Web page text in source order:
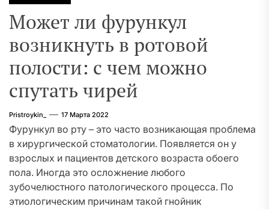
Может ли фурункул
возникнуть в ротовой
полости: с чем можно
спутать чирей
Pristroykin_ 17 Марта 2022
Фурункул во рту – это часто возникающая проблема
в хирургической стоматологии. Появляется он у
взрослых и пациентов детского возраста обоего
пола. Иногда это осложнение любого
зубочелюстного патологического процесса. По
этиологическим причинам такой гнойник